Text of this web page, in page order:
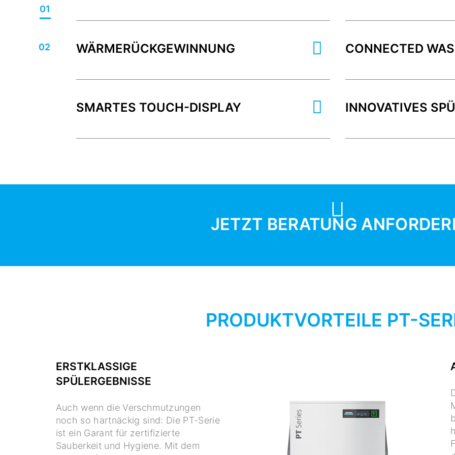
WÄRMERÜCKGEWINNUNG
SMARTES TOUCH-DISPLAY
CONNECTED
INNOVATIVES
01
02
JETZT BERATUNG
PRODUKTVORTEILE PT-
ERSTKLASSIGE
SPÜLERGEBNISSE
Auch wenn die Verschmutzungen
noch so hartnäckig sind: Die PT-Serie
ist ein Garant für zertifizierte
Sauberkeit und Hygiene. Mit dem